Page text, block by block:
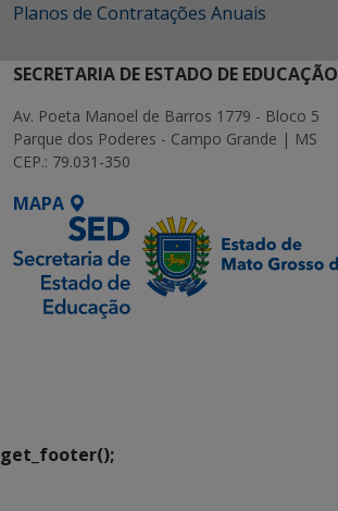
Planos de Contratações Anuais
SECRETARIA DE ESTADO DE EDUCAÇÃO
Av. Poeta Manoel de Barros 1779 - Bloco 5
Parque dos Poderes - Campo Grande | MS
CEP.: 79.031-350
MAPA
get_footer();